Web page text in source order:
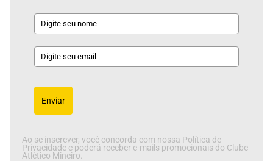
Enviar
Ao se inscrever, você concorda com nossa Política de
Privacidade e poderá receber e-mails promocionais do Clube
Atlético Mineiro.